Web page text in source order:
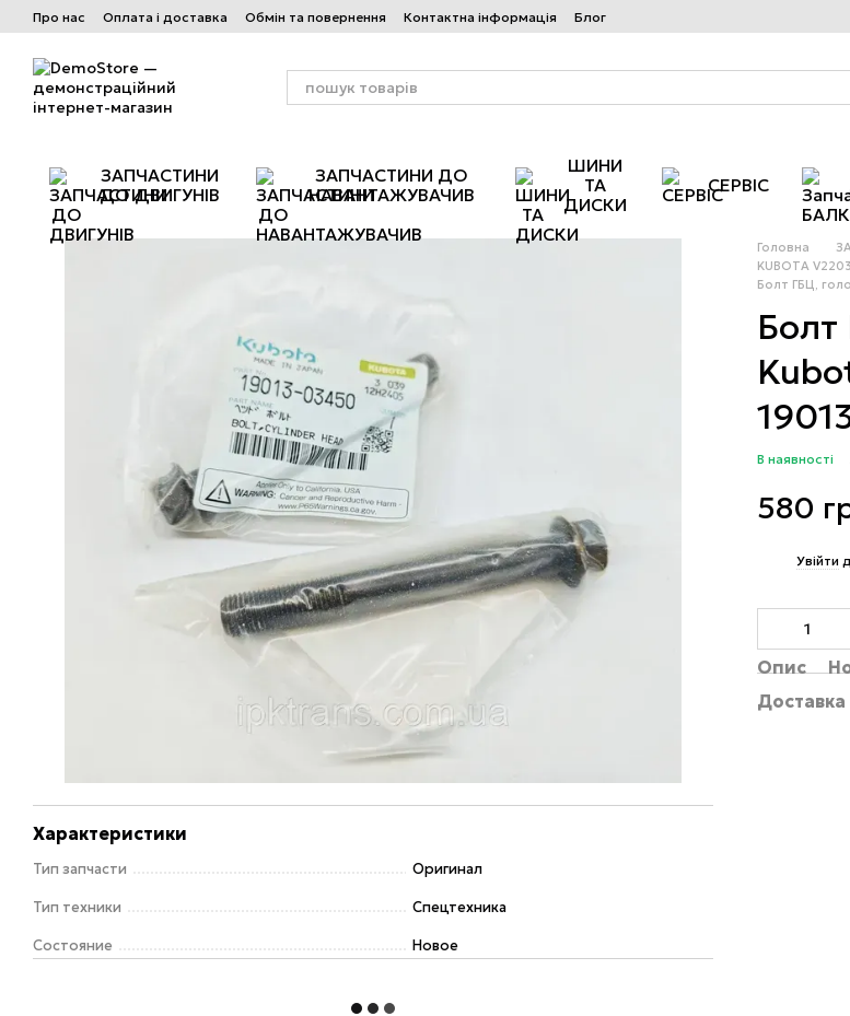
Перейти до основного контенту
Про нас Оплата і доставка Обмін та повернення Контактна інформація Блог
ЗАПЧАСТИНИ
ДО ДВИГУНІВ
ЗАПЧАСТИНИ ДО
НАВАНТАЖУВАЧИВ
ШИНИ
ТА
ДИСКИ
СЕРВІС
Характеристики
Тип запчасти Оригинал
Тип техники Спецтехника
Состояние Новое
Головна
KUBOTA
Болт ГБЦ,
Болт
В наявності
580
Увійти
Опис
Доставка